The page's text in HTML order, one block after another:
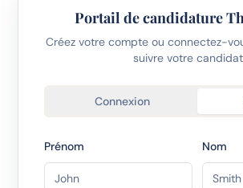
Portail de candidature
Créez votre compte ou connectez-
suivre votre
Connexion
Prénom Nom